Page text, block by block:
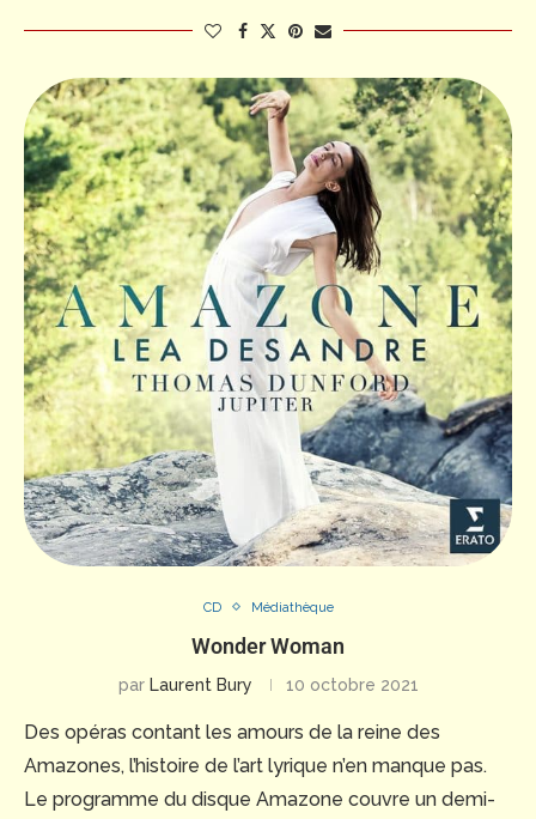
CD Médiathèque
Wonder Woman
par Laurent Bury 10 octobre 2021
Des opéras contant les amours de la reine des
Amazones, l’histoire de l’art lyrique n’en manque pas.
Le programme du disque Amazone couvre un demi-